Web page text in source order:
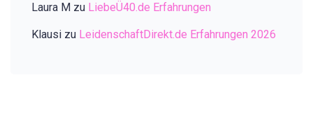
Laura M zu LiebeÜ40.de Erfahrungen
Klausi zu LeidenschaftDirekt.de Erfahrungen 2026